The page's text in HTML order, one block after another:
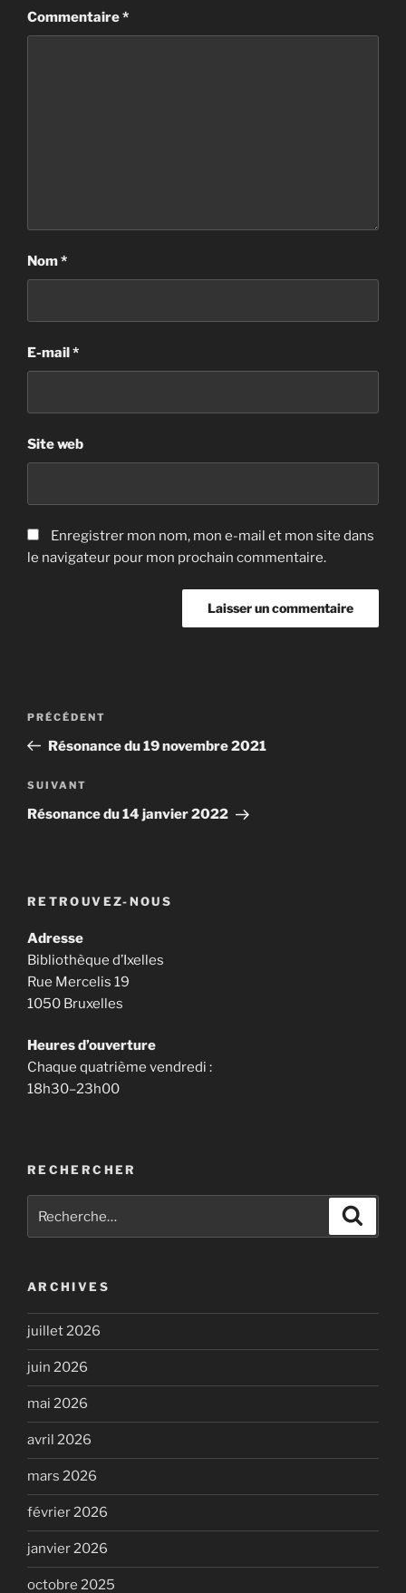
Commentaire*
Nom*
E-mail*
Site web
Enregistrer mon nom, mon e-mail et mon site dans
le navigateur pour mon prochain commentaire.
Navigation
l’article
Article
précédent
PRÉCÉDENT
Résonance du 19 novembre 2021
Article
suivant
SUIVANT
Résonance du 14 janvier 2022
RETROUVEZ-NOUS
Adresse
Bibliothèque d’Ixelles
Rue Mercelis 19
1050 Bruxelles
Heures d’ouverture
Chaque quatrième vendredi :
18h30–23h00
RECHERCHER
pour
ARCHIVES
juillet 2026
juin 2026
mai 2026
avril 2026
mars 2026
février 2026
janvier 2026
octobre 2025